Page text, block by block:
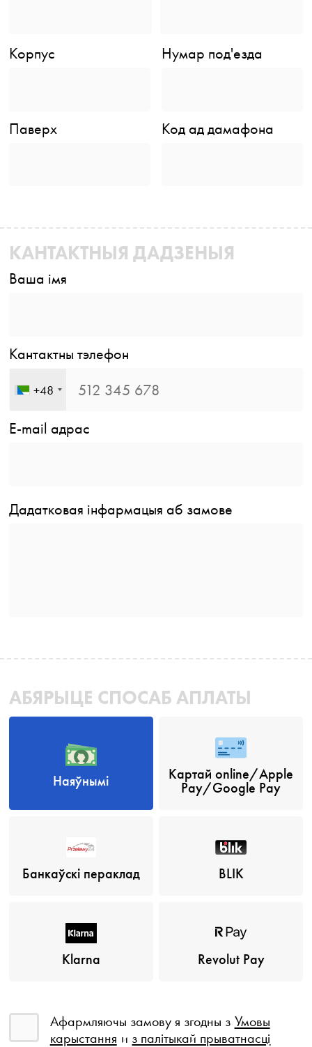
Корпус Нумар под'езда
Паверх Код ад дамафона
КАНТАКТНЫЯ ДАДЗЕНЫЯ
Ваша імя
Кантактны тэлефон
+48
E-mail адрас
Дадатковая інфармацыя аб замове
АБЯРЫЦЕ СПОСАБ АПЛАТЫ
Наяўнымі
Картай online/Apple
Pay/Google Pay
Банкаўскі пераклад BLIK
Klarna Revolut Pay
Афармляючы замову я згодны з Умовы
карыстання и з палітыкай прыватнасці